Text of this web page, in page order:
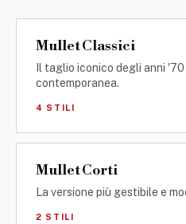
Guide
Capelli
Stile
Uomo
Fashion
Mullet Classici
Il taglio iconico degli anni
contemporanea.
4 STILI
Mullet Corti
La versione più gestibile e
2 STILI